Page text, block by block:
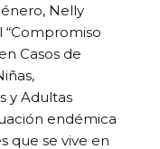
Nelly
“Compromiso
Casos de
y Adultas
endémica
que se vive en